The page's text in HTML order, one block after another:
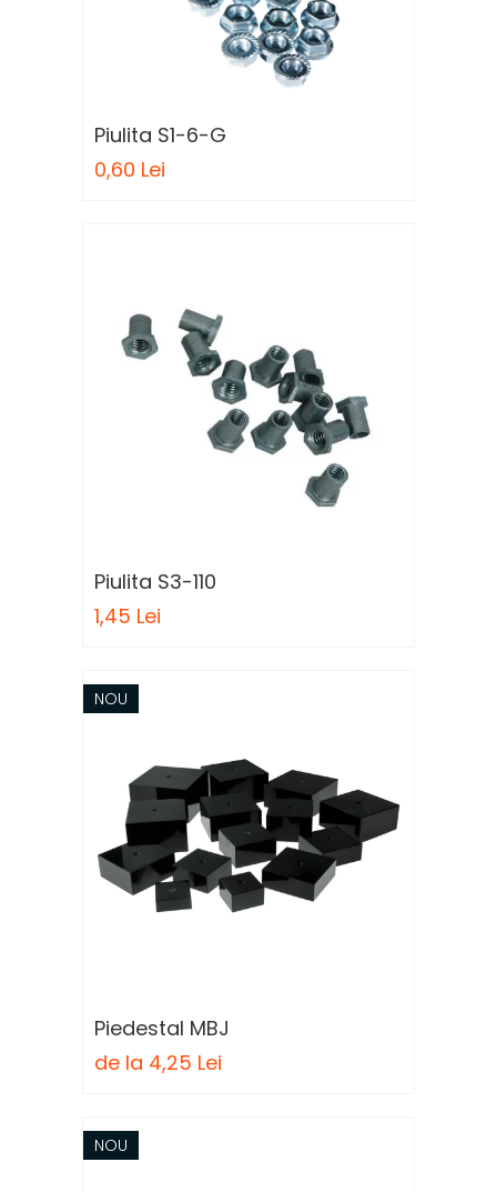
Tenis de MasaPiulita S1-6-G
0,60 Lei
Piulita S3-110
1,45 Lei
NOU
Piedestal MBJ
de la 4,25 Lei
NOU